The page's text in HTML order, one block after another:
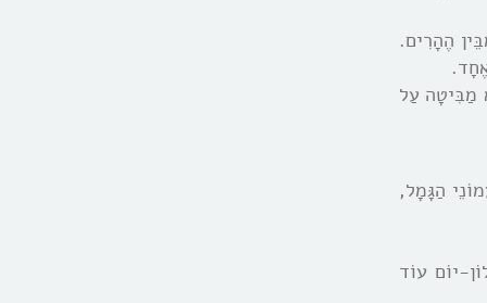
הֶהָרִים.
מַבִּיטָה עַל
הַגָּמָל,
יוֹם עוֹד